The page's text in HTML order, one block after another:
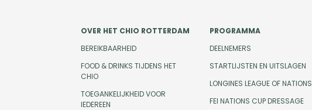
OVER HET CHIO ROTTERDAM
BEREIKBAARHEID
FOOD & DRINKS TIJDENS HET
CHIO
TOEGANKELIJKHEID VOOR
IEDEREEN
PROGRAMMA
DEELNEMERS
STARTLIJSTEN EN UITSLAGEN
LONGINES LEAGUE OF NATIONS
FEI NATIONS CUP DRESSAGE